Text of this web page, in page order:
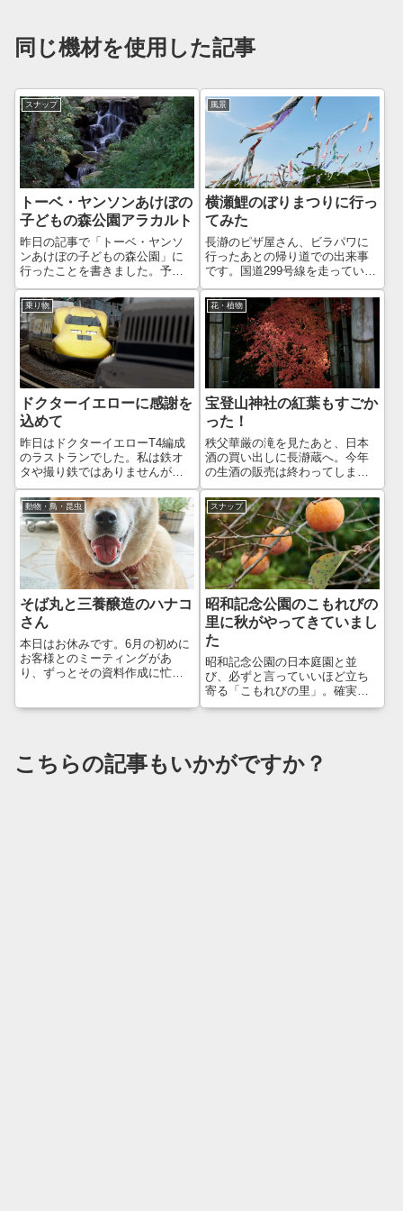
同じ機材を使用した記事
スナップ
トーベ・ヤンソンあけぼの
子どもの森公園アラカルト
昨日の記事で「トーベ・ヤンソ
ンあけぼの子どもの森公園」に
行ったことを書きました。予告
で「色々撮ってきたので、それ
はまた明日の記事でご紹介する
予定」とも書きました。が…見
返してみると、たいした写真は
ありませんでしたw枚数は撮った
ものの、お見せ...
風景
横瀬鯉のぼりまつりに行っ
てみた
長瀞のピザ屋さん、ビラパワに
行ったあとの帰り道での出来事
です。国道299号線を走っていた
ら「横瀬鯉のぼりまつり」の看
板が目に入りました。ちょう
ど、武甲温泉の入り口のところ
で、温泉も気になっていたの
で、行ってみました。国道299号
線から1分く...
乗り物
ドクターイエローに感謝を
込めて
昨日はドクターイエローT4編成
のラストランでした。私は鉄オ
タや撮り鉄ではありませんが、
ドクターイエローは特別で、仕
事を休んでよく撮りに行ってい
ました。まだT5編成があるとは
いえ、時代の流れには逆らえな
いようですね。ということで、
今までに撮影...
花・植物
宝登山神社の紅葉もすごか
った！
秩父華厳の滝を見たあと、日本
酒の買い出しに長瀞蔵へ。今年
の生酒の販売は終わってしまっ
たようですが、今回のお目当て
の「ひとつ火仕立て」がまだあ
ったので、3本購入。贈答用も含
めてですが、これで今年いっぱ
いはもつでしょう😊車をこのま
ましばらく置か...
動物・鳥・昆虫
そば丸と三養醸造のハナコ
さん
本日はお休みです。6月の初めに
お客様とのミーティングがあ
り、ずっとその資料作成に忙し
チ。3月にメニュー...
スナップ
昭和記念公園のこもれびの
里に秋がやってきていまし
た
昭和記念公園の日本庭園と並
び、必ずと言っていいほど立ち
寄る「こもれびの里」。確実に
秋が近づいてきている…いや、
DSC-RX100M7今年は、...
こちらの記事もいかがですか？